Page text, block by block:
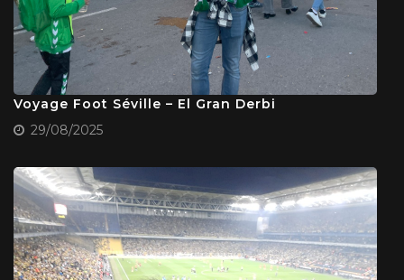
Voyage Foot Séville – El Gran Derbi
29/08/2025